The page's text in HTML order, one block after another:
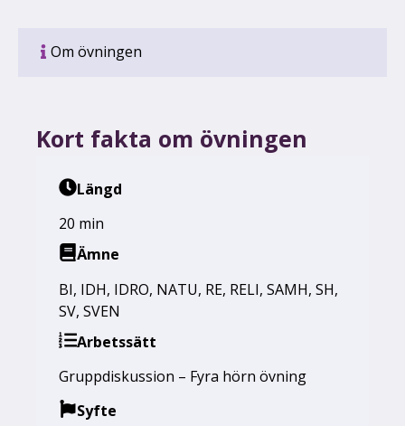
Om övningen
Kort fakta om övningen
Längd
20 min
Ämne
BI, IDH, IDRO, NATU, RE, RELI, SAMH, SH,
SV, SVEN
Arbetssätt
Gruppdiskussion – Fyra hörn övning
Syfte